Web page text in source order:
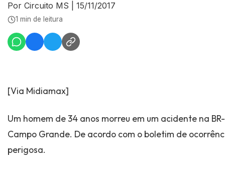
Por Circuito MS 15/11/2017
1 min de leitura
[Via Midiamax]
Um homem de 34 anos morreu em um acidente na
Campo Grande. De acordo com o boletim de
perigosa.